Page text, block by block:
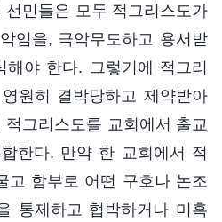
민들은 모두 적그리스도가
임을, 극악무도하고 용서받
야 한다. 그렇기에 적그리
원히 결박당하고 제약받아
그리스도를 교회에서 출교
한다. 만약 한 교회에서 적
고 함부로 어떤 구호나 논조
통제하고 협박하거나 미혹